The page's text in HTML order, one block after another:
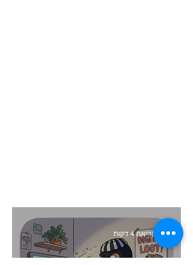
זמן קריאה 4 דקות